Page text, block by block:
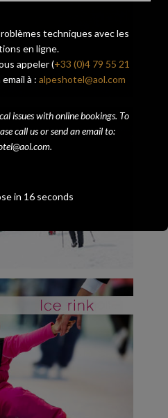
techniques avec les
en ligne.
appeler (+33 (0)4 79 55 21
à : alpeshotel@aol.com
issues with online bookings. To
call us or send an email to:
in 16 seconds